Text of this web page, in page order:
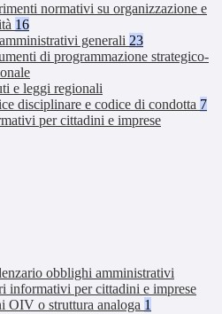
normativi su organizzazione e
16
generali 23
di programmazione strategico-
e leggi regionali
disciplinare e codice di condotta 7
per cittadini e imprese
obblighi amministrativi
informativi per cittadini e imprese
OIV o struttura analoga 1